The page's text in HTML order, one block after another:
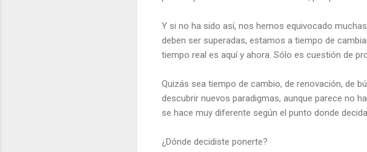
Y si no ha sido así, nos hemos equivocado
deben ser superadas, estamos a tiempo de
tiempo real es aquí y ahora. Sólo es cuestión de
Quizás sea tiempo de cambio, de renovación, de
descubrir nuevos paradigmas, aunque parece no
se hace muy diferente según el punto donde
¿Dónde decidiste ponerte?